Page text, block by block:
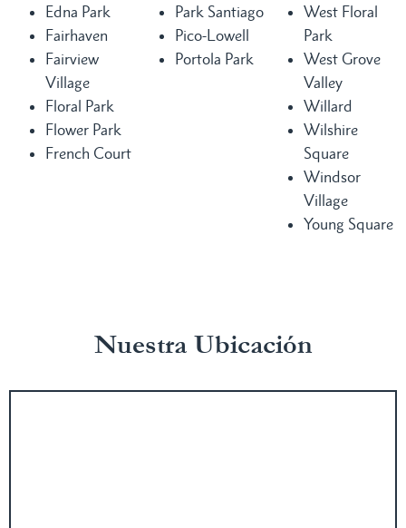
Edna Park
Fairhaven
Fairview
Village
Floral Park
Flower Park
French Court
Park Santiago
Pico-Lowell
Portola Park
West Floral
Park
West Grove
Valley
Willard
Wilshire
Square
Windsor
Village
Young Square
Nuestra Ubicación